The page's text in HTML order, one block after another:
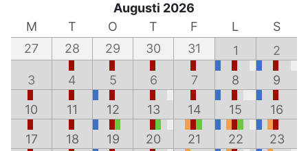
Augusti 2026
M
T O T F L
S
27
28 29 30 31 1 2
3 4 5 6 7 8 9
10 11 12 13 14 15 16
17 18 19 20 21 22 23